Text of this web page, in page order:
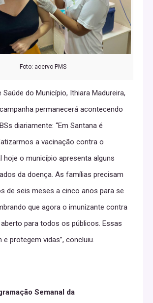
Foto: acervo PMS
do Município, Ithiara Madureira,
permanecerá acontecendo
diariamente: “Em Santana é
a vacinação contra o
hoje o município apresenta alguns
da doença. As famílias precisam
de seis meses a cinco anos para se
que agora o imunizante contra
para todos os públicos. Essas
e protegem vidas”, concluiu.
Semanal da